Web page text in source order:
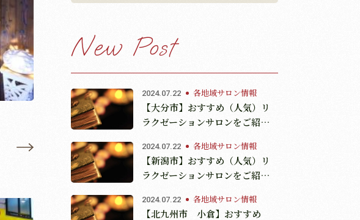
New Post
2024.07.22 各地域サロン情報
【大分市】おすすめ（人気）リ
ラクゼーションサロンをご紹介
2024.07.22 各地域サロン情報
【新潟市】おすすめ（人気）リ
ラクゼーションサロンをご紹介
2024.07.22 各地域サロン情報
【北九州市 小倉】おすすめ